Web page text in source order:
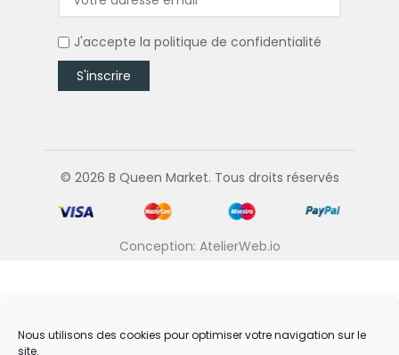
Nous utilisons des cookies pour optimiser votre navigation sur le
site.
J'accepte la politique de confidentialité
© 2026 B Queen Market. Tous droits réservés
Conception: AtelierWeb.io